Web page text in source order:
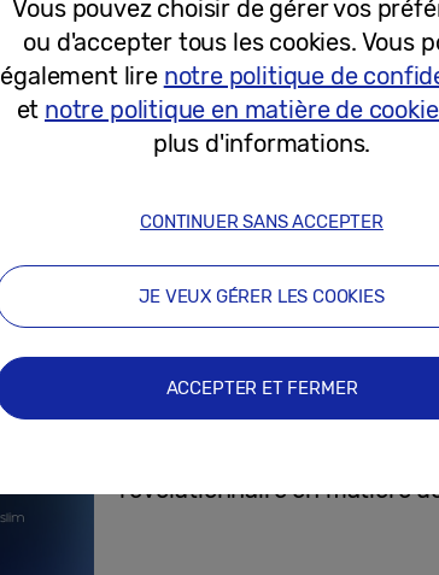
22-10-2025
Voyager plus
fonctionnalités Galaxy AI
04-08-2025
Découvrez le Samsung
révolutionnaire en matière
Vous pouvez choisir de gérer vos
ou d'accepter tous les cookies. Vous
également lire notre politique de
et notre politique en matière de
plus d'informations.
CONTINUER SANS ACCEPTER
JE VEUX GÉRER LES COOKIES
ACCEPTER ET FERMER